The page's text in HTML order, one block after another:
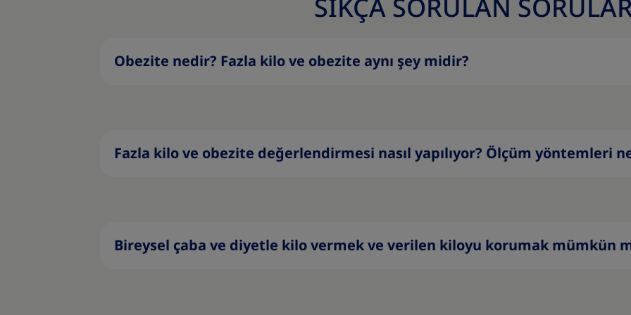
SIKÇA SORULAN
Obezite nedir? Fazla kilo ve obezite aynı şey midir?
Fazla kilo ve obezite değerlendirmesi nasıl yapılıyor? Ölçüm yöntemleri
Bireysel çaba ve diyetle kilo vermek ve verilen kiloyu korumak mümkün